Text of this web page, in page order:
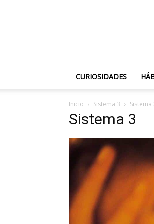
CURIOSIDADES
Inicio Sistema 3 Sistema
Sistema 3